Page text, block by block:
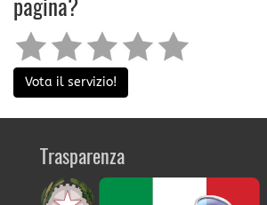
pagina?
Vota il servizio!
Trasparenza